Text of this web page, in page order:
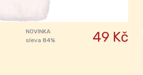
NOVINKA
sleva 84%
49 Kč